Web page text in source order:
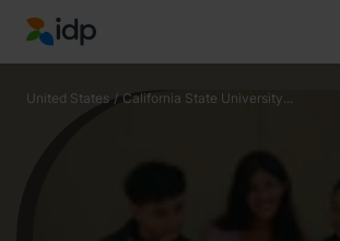
IDP Education
United States / California State University...